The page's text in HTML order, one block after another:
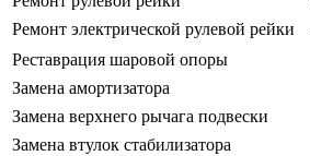
Ремонт электрической рулевой рейки
Реставрация шаровой опоры
Замена амортизатора
Замена верхнего рычага подвески
Замена втулок стабилизатора